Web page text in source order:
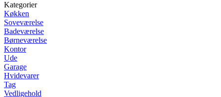
Kategorier
Køkken
Soveværelse
Badeværelse
Børneværelse
Kontor
Ude
Garage
Hvidevarer
Tag
Vedligehold